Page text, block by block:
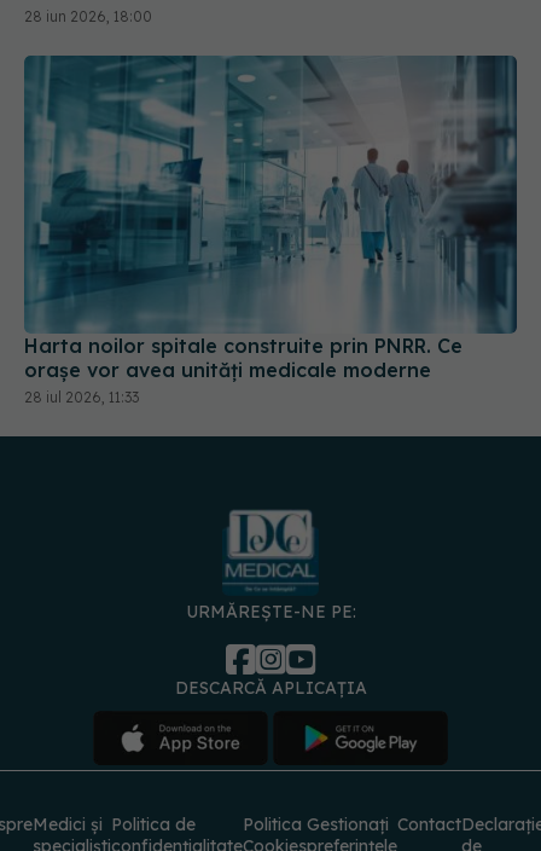
28 iun 2026, 18:00
Harta noilor spitale construite prin PNRR. Ce
orașe vor avea unități medicale moderne
28 iul 2026, 11:33
URMĂREȘTE-NE PE:
DESCARCĂ APLICAȚIA
Medici și
specialiști
Politica de
confidențialitate
Politica
Cookies
Gestionați
preferințele
Contact
de